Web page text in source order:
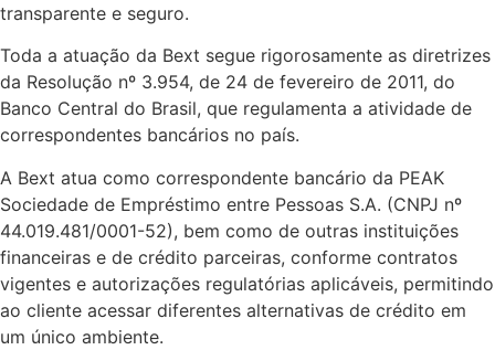
transparente e seguro.
Toda a atuação da Bext segue rigorosamente as diretrizes
da Resolução nº 3.954, de 24 de fevereiro de 2011, do
Banco Central do Brasil, que regulamenta a atividade de
correspondentes bancários no país.
A Bext atua como correspondente bancário da PEAK
Sociedade de Empréstimo entre Pessoas S.A. (CNPJ nº
44.019.481/0001-52), bem como de outras instituições
financeiras e de crédito parceiras, conforme contratos
vigentes e autorizações regulatórias aplicáveis, permitindo
ao cliente acessar diferentes alternativas de crédito em
um único ambiente.